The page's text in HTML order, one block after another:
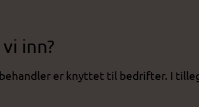
inn?
er knyttet til bedrifter. I